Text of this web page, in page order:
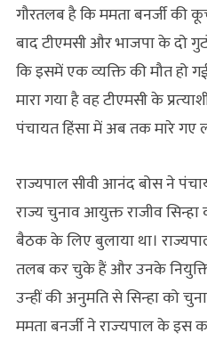
गौरतलब है कि ममता बनर्जी की
बाद टीएमसी और भाजपा के दो
कि इसमें एक व्‍यक्ति की मौत हो
मारा गया है वह टीएमसी के
पंचायत हिंसा में अब तक मारे गए
राज्यपाल सीवी आनंद बोस ने
राज्य चुनाव आयुक्त राजीव
बैठक के लिए बुलाया था।
तलब कर चुके हैं और उनके
उन्‍हीं की अनुमति से सिन्‍हा को
ममता बनर्जी ने राज्‍यपाल के इस